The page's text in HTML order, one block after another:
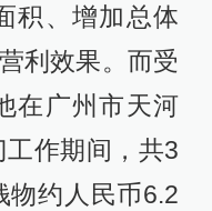
积、增加总体
利效果。而受
在广州市天河
作期间，共3
物约人民币6.2